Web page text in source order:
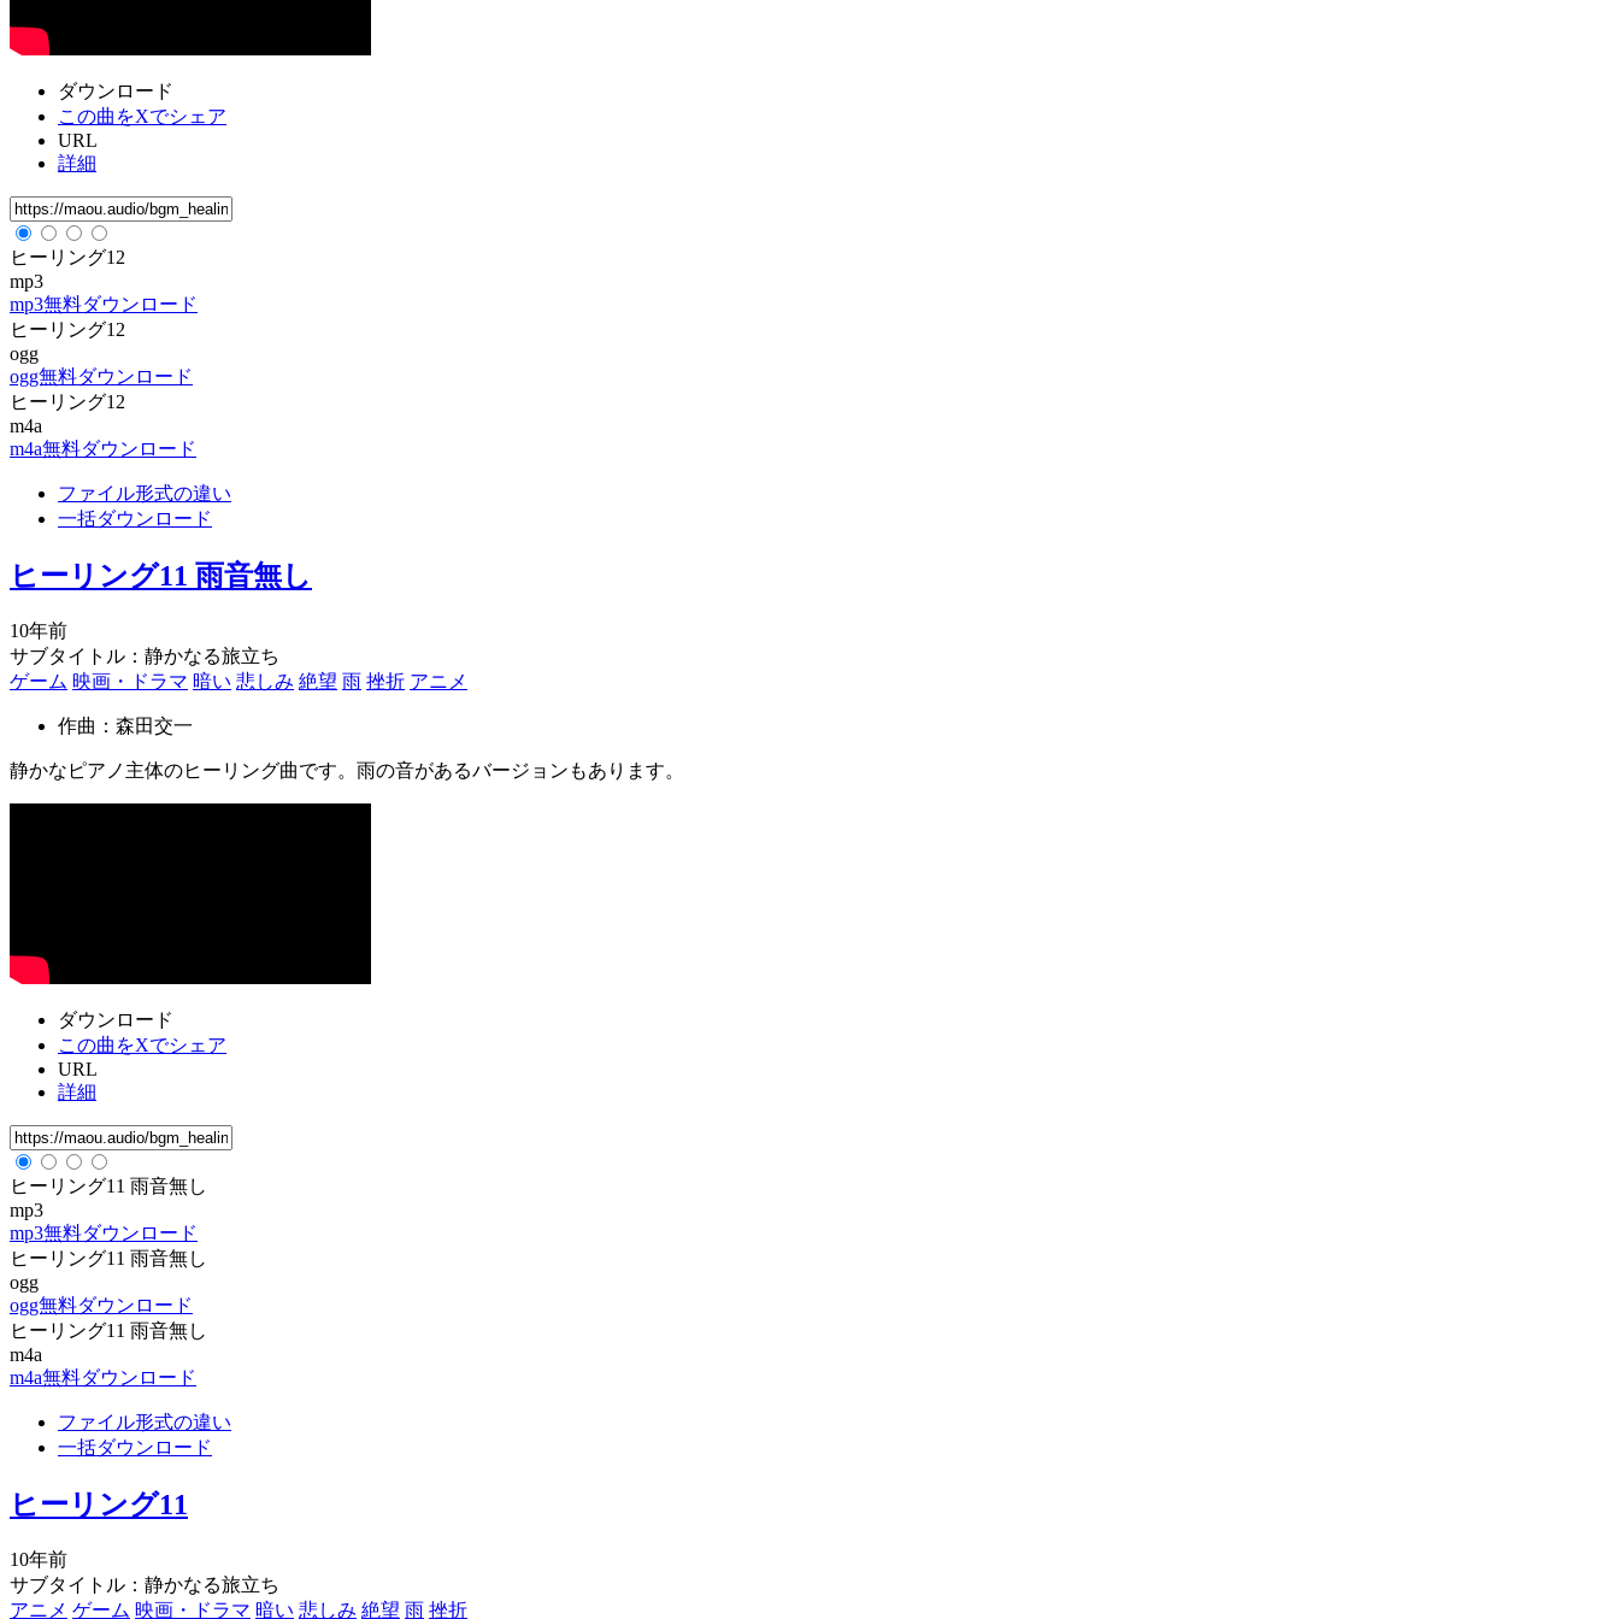
ダウンロード
この曲をXでシェア
URL
詳細
ヒーリング12
mp3
mp3無料ダウンロード
ヒーリング12
ogg
ogg無料ダウンロード
ヒーリング12
m4a
m4a無料ダウンロード
ファイル形式の違い
一括ダウンロード
ヒーリング11 雨音無し
10年前
サブタイトル：静かなる旅立ち
ゲーム 映画・ドラマ 暗い 悲しみ 絶望 雨 挫折 アニメ
作曲：森田交一
静かなピアノ主体のヒーリング曲です。雨の音があるバージョンもあります。
ダウンロード
この曲をXでシェア
URL
詳細
ヒーリング11 雨音無し
mp3
mp3無料ダウンロード
ヒーリング11 雨音無し
ogg
ogg無料ダウンロード
ヒーリング11 雨音無し
m4a
m4a無料ダウンロード
ファイル形式の違い
一括ダウンロード
ヒーリング11
10年前
サブタイトル：静かなる旅立ち
アニメ ゲーム 映画・ドラマ 暗い 悲しみ 絶望 雨 挫折